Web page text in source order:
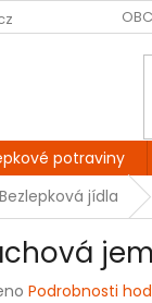
potraviny
Bezlepková jídla
Podrobnosti